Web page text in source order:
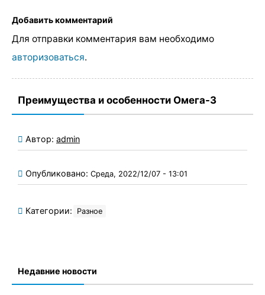
Добавить комментарий
Для отправки комментария вам необходимо
авторизоваться.
Преимущества и особенности Омега-3
Автор: admin
Опубликовано: Среда, 2022/12/07 - 13:01
Категории: Разное
Недавние новости